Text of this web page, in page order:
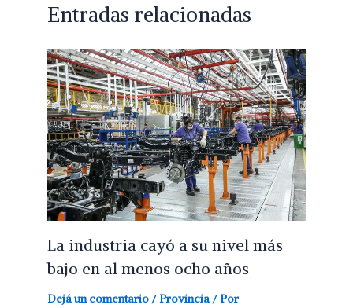
Entradas relacionadas
La industria cayó a su nivel más
bajo en al menos ocho años
Dejá un comentario /Provincia / Por